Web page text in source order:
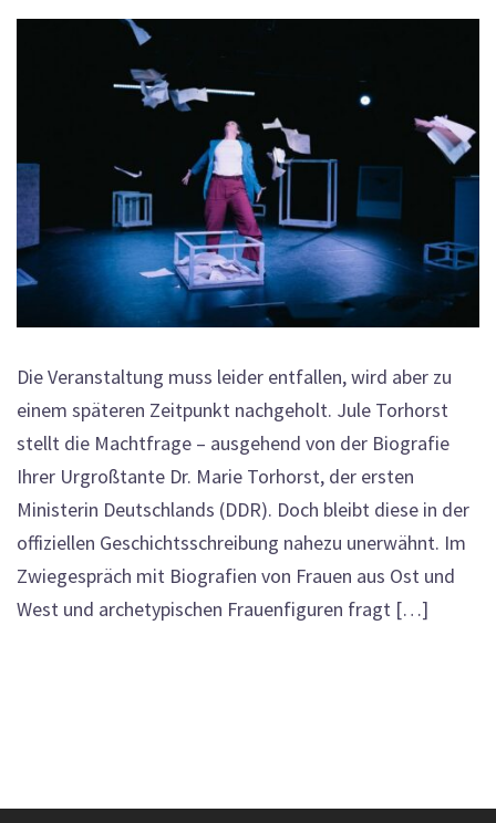
Die Veranstaltung muss leider entfallen, wird aber zu
einem späteren Zeitpunkt nachgeholt. Jule Torhorst
stellt die Machtfrage – ausgehend von der Biografie
Ihrer Urgroßtante Dr. Marie Torhorst, der ersten
Ministerin Deutschlands (DDR). Doch bleibt diese in der
offiziellen Geschichtsschreibung nahezu unerwähnt. Im
Zwiegespräch mit Biografien von Frauen aus Ost und
West und archetypischen Frauenfiguren fragt […]